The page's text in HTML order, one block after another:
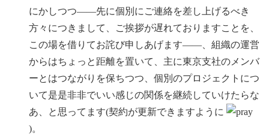
にかしつつ——先に個別にご連絡を差し上げるべき
方々につきまして、ご挨拶が遅れておりますことを、
この場を借りてお詫び申しあげます——、組織の運営
からはちょっと距離を置いて、主に東京支社のメンバ
ーとはつながりを保ちつつ、個別のプロジェクトにつ
いて是是非非でいい感じの関係を継続していけたらな
あ、と思ってます(契約が更新できますように
)。